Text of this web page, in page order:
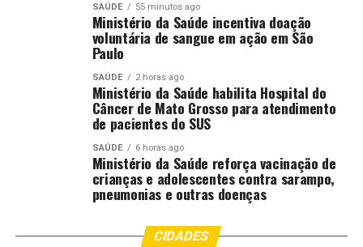
RELATED TOPICS: ABRIL AGRICULTURA ALTA
APÓS
CEDEM DEPOIS
PREÇOS QUEDA
Conheça o aplicativo que promete diagnóstico rápido de
doenças na soja
Vazio Sanitário da Soja reforça compromisso do agro
baiano com a sanidade das lavouras
SAÚDE 55 minutos ago
Ministério da Saúde incentiva doação
voluntária de sangue em ação em São
Paulo
SAÚDE 2 horas ago
Ministério da Saúde habilita Hospital do
Câncer de Mato Grosso para atendimento
de pacientes do SUS
SAÚDE 6 horas ago
Ministério da Saúde reforça vacinação de
crianças e adolescentes contra sarampo,
pneumonias e outras doenças
CIDADES